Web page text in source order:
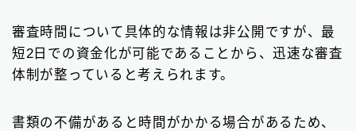
審査時間について具体的な情報は非公開ですが、最
短2日での資金化が可能であることから、迅速な審査
体制が整っていると考えられます。
書類の不備があると時間がかかる場合があるため、